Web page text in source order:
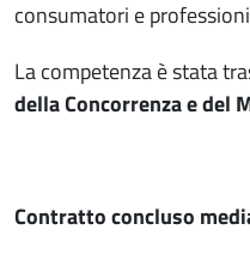
consumatori e
La competenza è stata
della Concorrenza e del
Contratto concluso